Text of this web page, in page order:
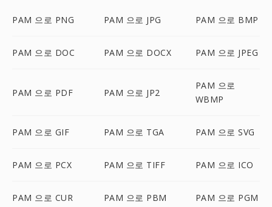
PAM 으로 PNG PAM 으로 JPG PAM 으로 BMP
PAM 으로 DOC PAM 으로 DOCX PAM 으로 JPEG
PAM 으로 PDF PAM 으로 JP2
PAM 으로
WBMP
PAM 으로 GIF PAM 으로 TGA PAM 으로 SVG
PAM 으로 PCX PAM 으로 TIFF PAM 으로 ICO
PAM 으로 CUR PAM 으로 PBM PAM 으로 PGM